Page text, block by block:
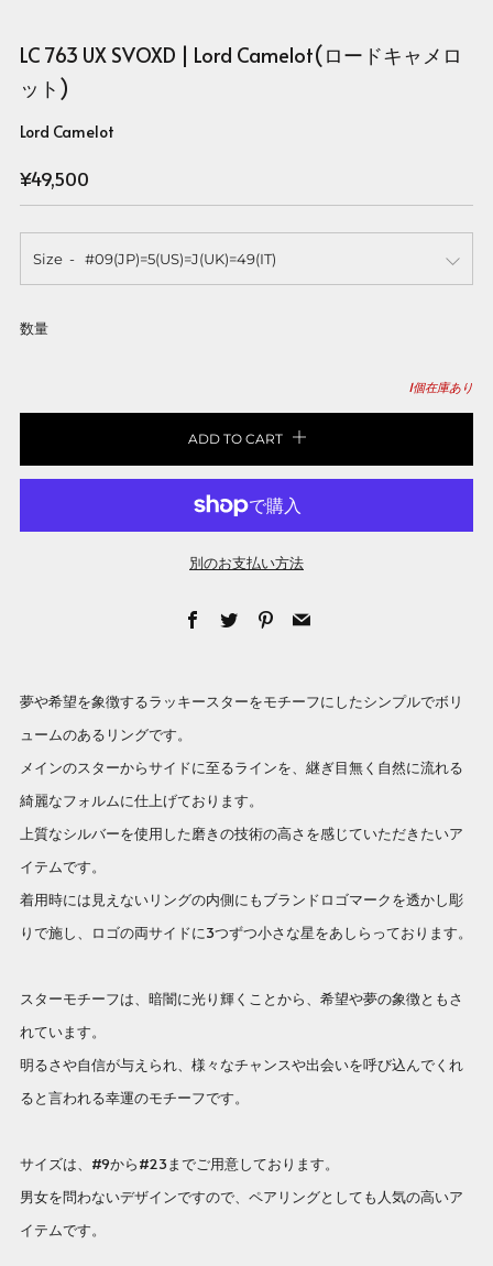
LC 763 UX SVOXD | Lord Camelot(ロードキャメロ
ット)
Lord Camelot
Regular
price
¥49,500
Size
数量
1個在庫あり
ADD TO CART
別のお支払い方法
Facebook
TwitterPinterest
Email
夢や希望を象徴するラッキースターをモチーフにしたシンプルでボリ
ュームのあるリングです。
メインのスターからサイドに至るラインを、継ぎ目無く自然に流れる
綺麗なフォルムに仕上げております。
上質なシルバーを使用した磨きの技術の高さを感じていただきたいア
イテムです。
着用時には見えないリングの内側にもブランドロゴマークを透かし彫
りで施し、ロゴの両サイドに3つずつ小さな星をあしらっております。
スターモチーフは、暗闇に光り輝くことから、希望や夢の象徴ともさ
れています。
明るさや自信が与えられ、様々なチャンスや出会いを呼び込んでくれ
ると言われる幸運のモチーフです。
サイズは、#9から#23までご用意しております。
男女を問わないデザインですので、ペアリングとしても人気の高いア
イテムです。